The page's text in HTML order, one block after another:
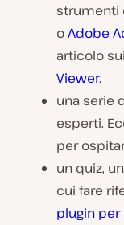
strumenti
oAdobe
articolo
Viewer.
una serie
esperti.
per
un quiz,
cui fare
plugin per